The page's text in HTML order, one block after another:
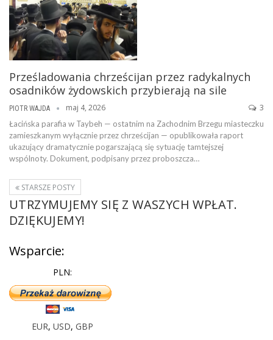
Prześladowania chrześcijan przez radykalnych
osadników żydowskich przybierają na sile
PIOTR WAJDA maj 4, 2026 3
Łacińska parafia w Taybeh — ostatnim na Zachodnim Brzegu miasteczku
zamieszkanym wyłącznie przez chrześcijan — opublikowała raport
ukazujący dramatycznie pogarszającą się sytuację tamtejszej
wspólnoty. Dokument, podpisany przez proboszcza…
STARSZE POSTY
UTRZYMUJEMY SIĘ Z WASZYCH WPŁAT.
DZIĘKUJEMY!
Wsparcie:
PLN:
EUR, USD, GBP